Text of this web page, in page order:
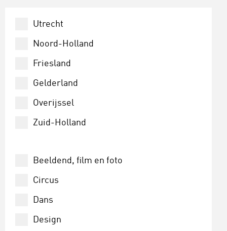
Utrecht
Noord-Holland
Friesland
Gelderland
Overijssel
Zuid-Holland
Beeldend, film en foto
Circus
Dans
Design